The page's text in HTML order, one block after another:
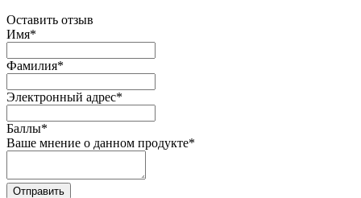
Оставить отзыв
Имя*
Фамилия*
Электронный адрес*
Баллы*
Ваше мнение о данном продукте*
Отправить